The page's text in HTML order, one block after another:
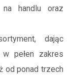
na handlu oraz
dając
pełen zakres
od ponad trzech